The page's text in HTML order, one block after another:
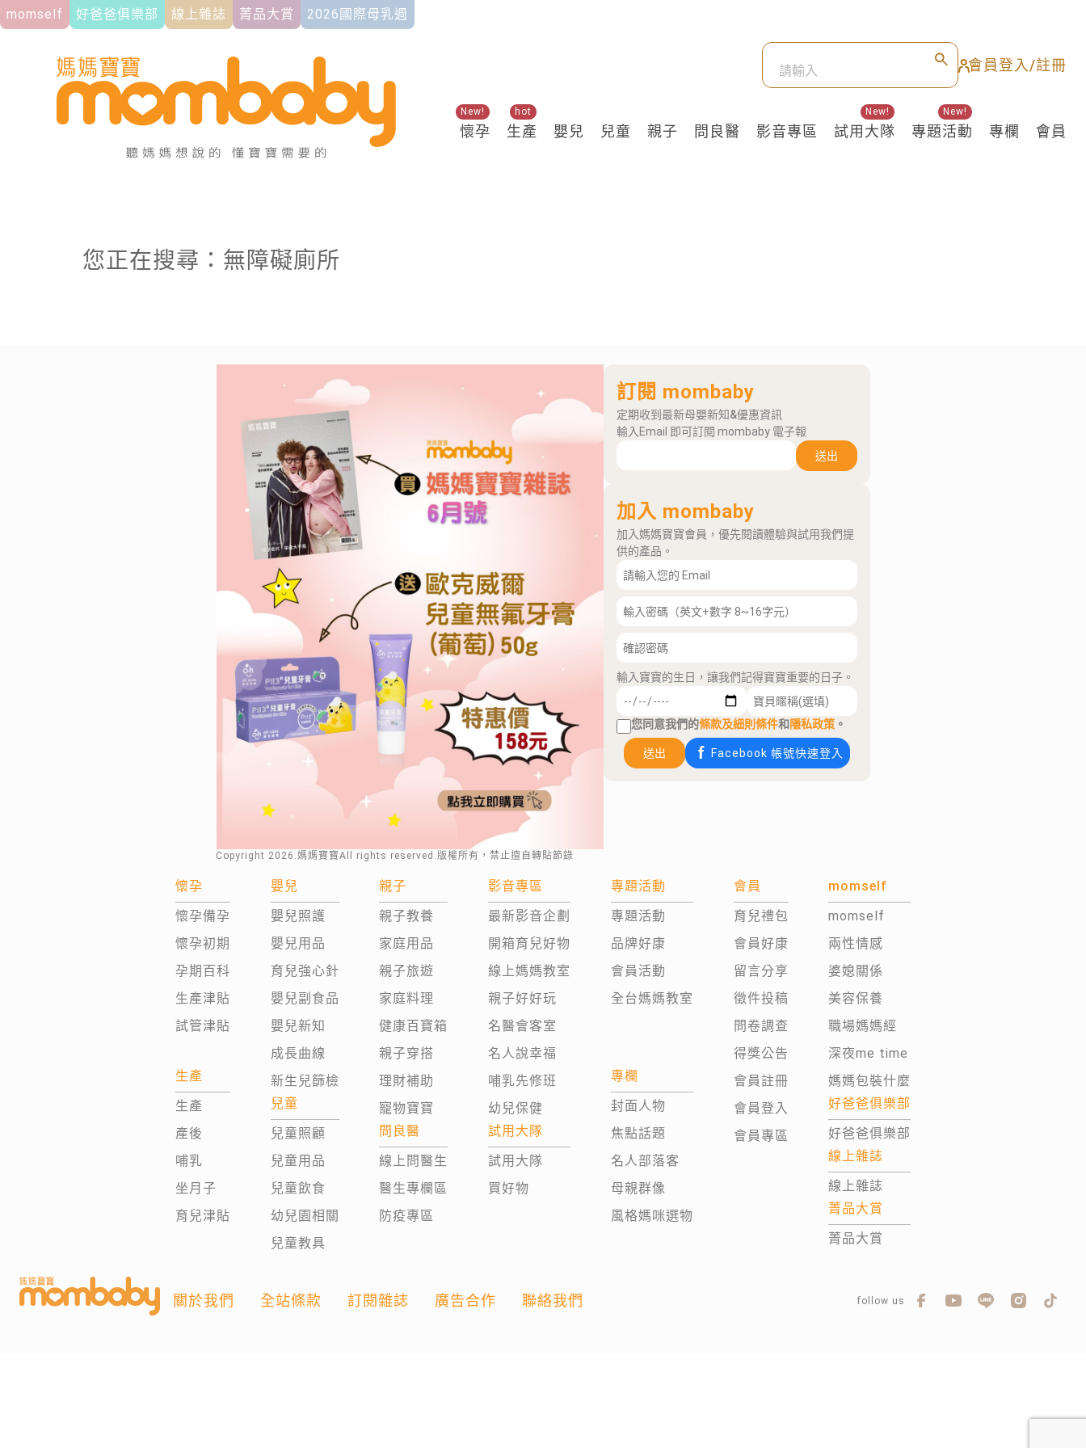
momself 好爸爸俱樂部 線上雜誌 菁品大賞 2026國際母乳週
會員登入/註冊
懷孕
New!
生產
hot
嬰兒 兒童 親子 問良醫 影音專區 試用大隊
New!
專題活動
New!
專欄 會員
關鍵熱搜
您正在搜尋：無障礙廁所
Copyright 2026 .媽媽寶寶All rights reserved.版權所有，禁止擅自轉貼節錄
訂閱 mombaby
定期收到最新母嬰新知&優惠資訊
輸入Email 即可訂閱 mombaby 電子報
送出
加入 mombaby
加入媽媽寶寶會員，優先閱讀體驗與試用我們提
供的產品。
輸入寶寶的生日，讓我們記得寶寶重要的日子。
您同意我們的條款及細則條件和隱私政策 。
送出 Facebook 帳號快速登入
懷孕
懷孕備孕
懷孕初期
孕期百科
生產津貼
試管津貼
生產
生產
產後
哺乳
坐月子
育兒津貼
嬰兒
嬰兒照護
嬰兒用品
育兒強心針
嬰兒副食品
嬰兒新知
成長曲線
新生兒篩檢
兒童
兒童照顧
兒童用品
兒童飲食
幼兒園相關
兒童教具
親子
親子教養
家庭用品
親子旅遊
家庭料理
健康百寶箱
親子穿搭
理財補助
寵物寶寶
問良醫
線上問醫生
醫生專欄區
防疫專區
影音專區
最新影音企劃
開箱育兒好物
線上媽媽教室
親子好好玩
名醫會客室
名人說幸福
哺乳先修班
幼兒保健
試用大隊
試用大隊
買好物
專題活動
專題活動
品牌好康
會員活動
全台媽媽教室
專欄
封面人物
焦點話題
名人部落客
母親群像
風格媽咪選物
會員
育兒禮包
會員好康
留言分享
徵件投稿
問卷調查
得獎公告
會員註冊
會員登入
會員專區
momself
momself
兩性情感
婆媳關係
美容保養
職場媽媽經
深夜me time
媽媽包裝什麼
好爸爸俱樂部
好爸爸俱樂部
線上雜誌
線上雜誌
菁品大賞
菁品大賞
關於我們 全站條款 訂閱雜誌 廣告合作 聯絡我們 follow us